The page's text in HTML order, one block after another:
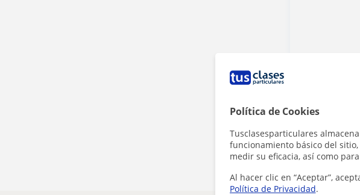
Política de Cookies
Tusclasesparticulares
funcionamiento básico del
medir su eficacia, así como
Al hacer clic en “Aceptar”,
Política de Privacidad.
¿Hay